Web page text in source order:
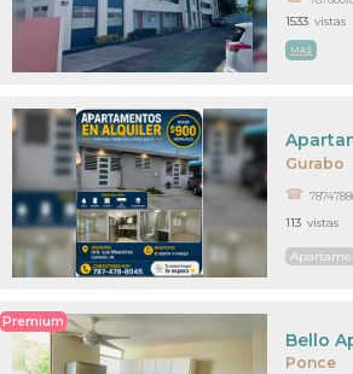
MAS
1533 vistas
Gurabo
113 vistas
Premium
Ponce
Bello